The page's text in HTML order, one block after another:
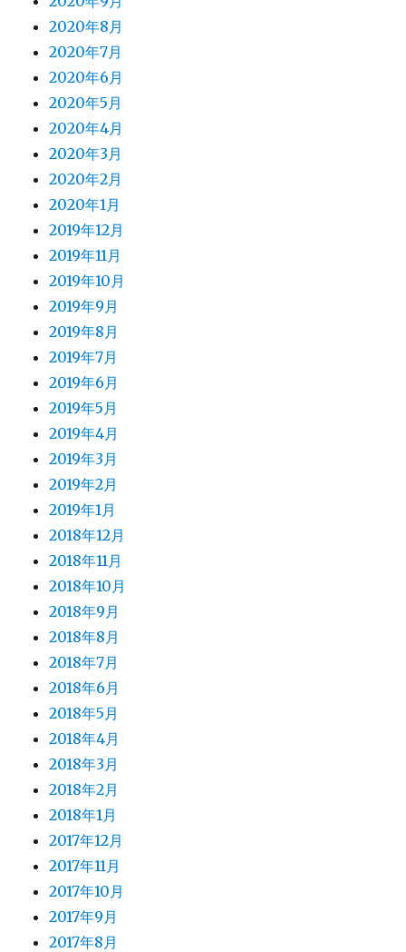
2020年8月
2020年7月
2020年6月
2020年5月
2020年4月
2020年3月
2020年2月
2020年1月
2019年12月
2019年11月
2019年10月
2019年9月
2019年8月
2019年7月
2019年6月
2019年5月
2019年4月
2019年3月
2019年2月
2019年1月
2018年12月
2018年11月
2018年10月
2018年9月
2018年8月
2018年7月
2018年6月
2018年5月
2018年4月
2018年3月
2018年2月
2018年1月
2017年12月
2017年11月
2017年10月
2017年9月
2017年8月